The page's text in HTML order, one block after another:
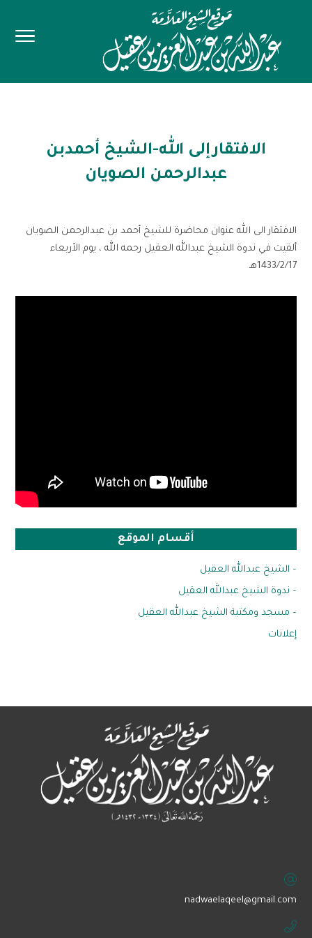
الافتقارإلى الله-الشيخ أحمدبن
عبدالرحمن الصويان
الافتقار الى الله عنوان محاضرة للشيخ أحمد بن عبدالرحمن الصويان
ألقيت في ندوة الشيخ عبدالله العقيل رحمه الله ، يوم الأربعاء
1433/2/17هـ
أقسام الموقع
– الشيخ عبدالله العقيل
– ندوة الشيخ عبدالله العقيل
– مسجد ومكتبة الشيخ عبدالله العقيل
إعلانات
‏nadwaelaqeel@gmail.com